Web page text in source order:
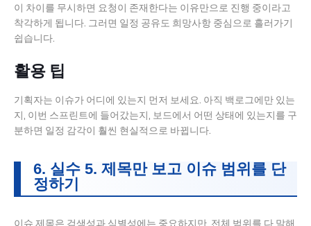
이 차이를 무시하면 요청이 존재한다는 이유만으로 진행 중이라고
착각하게 됩니다. 그러면 일정 공유도 희망사항 중심으로 흘러가기
쉽습니다.
활용 팁
기획자는 이슈가 어디에 있는지 먼저 보세요. 아직 백로그에만 있는
지, 이번 스프린트에 들어갔는지, 보드에서 어떤 상태에 있는지를 구
분하면 일정 감각이 훨씬 현실적으로 바뀝니다.
6. 실수 5. 제목만 보고 이슈 범위를 단
정하기
이슈 제목은 검색성과 식별성에는 중요하지만, 전체 범위를 다 말해